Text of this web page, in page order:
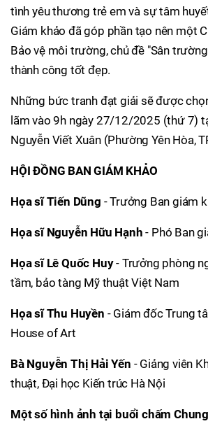
tình yêu thương trẻ em và sự tâm
Giám khảo đã góp phần tạo nên một
Bảo vệ môi trường, chủ đề "Sân
thành công tốt đẹp.
Những bức tranh đạt giải sẽ được
lãm vào 9h ngày 27/12/2025 (thứ 7)
Nguyễn Viết Xuân (Phường Yên Hòa,
HỘI ĐỒNG BAN GIÁM KHẢO
Họa sĩ Tiến Dũng - Trưởng Ban giám
Họa sĩ Nguyễn Hữu Hạnh - Phó Ban
Họa sĩ Lê Quốc Huy- Trưởng phòng
tầm, bảo tàng Mỹ thuật Việt Nam
Họa sĩ Thu Huyền - Giám đốc Trung
House of Art
Bà Nguyễn Thị Hải Yến - Giảng viên
thuật, Đại học Kiến trúc Hà Nội
Một số hình ảnh tại buổi chấm